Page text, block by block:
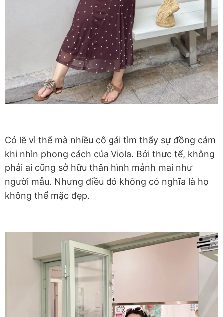
Có lẽ vì thế mà nhiều cô gái tìm thấy sự đồng cảm
khi nhìn phong cách của Viola. Bởi thực tế, không
phải ai cũng sở hữu thân hình mảnh mai như
người mẫu. Nhưng điều đó không có nghĩa là họ
không thể mặc đẹp.